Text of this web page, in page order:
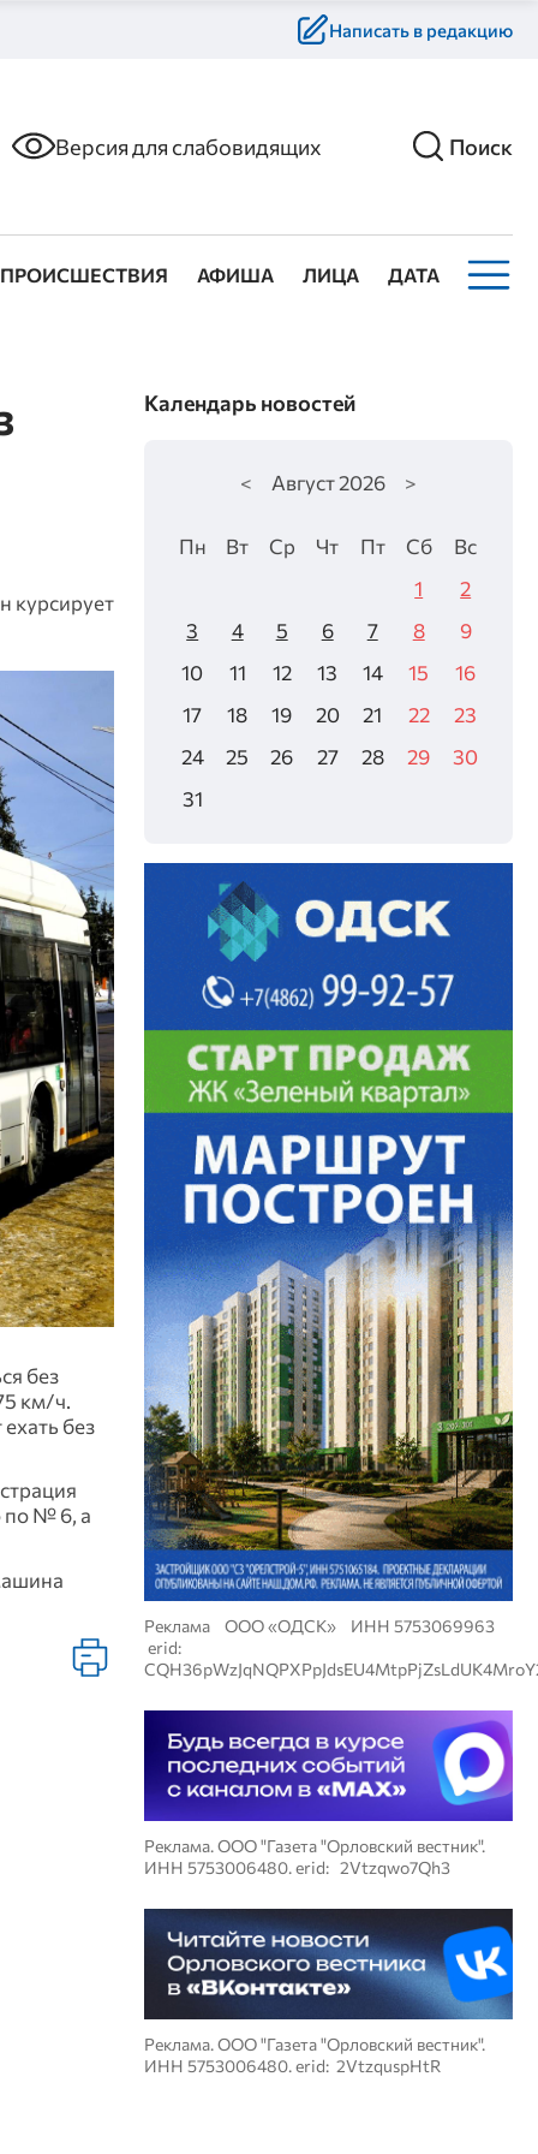
Написать в редакцию
Версия для слабовидящих Поиск
ПРОИСШЕСТВИЯ АФИША ЛИЦА ДАТА
курсирует
без
км/ч.
без
по № 6, а
Календарь новостей
< Август2026 >
Пн Вт Ср Чт Пт Сб
Вс
1
2
3
4 5 6 7 8
9
10
11 12 13 14 15
16
17
18 19 20 21 22
23
24
25 26 27 28 29
30
31
Реклама ООО «ОДСК» ИНН 5753069963
erid:
Реклама. ООО "Газета "Орловский вестник".
ИНН 5753006480. erid: 2Vtzqwo7Qh3
Реклама. ООО "Газета "Орловский вестник".
ИНН 5753006480. erid: 2VtzquspHtR